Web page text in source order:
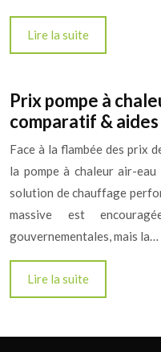
Lire la suite
Prix pompe à
comparatif &
Face à la flambée des prix
la pompe à chaleur air-eau
solution de chauffage
massive est
gouvernementales, mais la…
Lire la suite